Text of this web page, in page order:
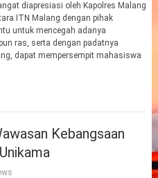
diapresiasi oleh Kapolres Malang
ITN Malang dengan pihak
untuk mencegah adanya
ras, serta dengan padatnya
dapat mempersempit mahasiswa
Kebangsaan